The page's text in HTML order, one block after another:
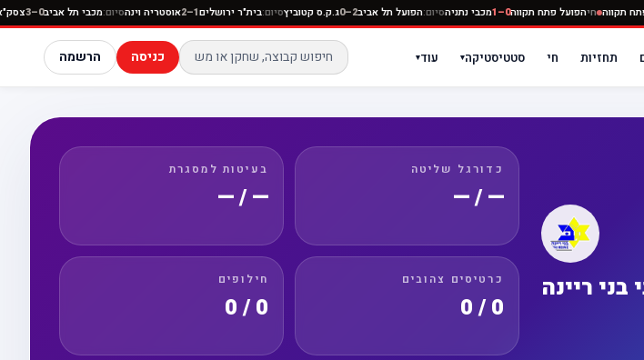
מכבי פתח תקווה חיהפועל פתח תקווה0–1 מכבי נתניהסיום:הפועל תל אביב2–0 ג.ק.ס קטוביץסיום:בית"ר ירושלים1–2 אוסטריה וינהסיום:מכבי תל אביב0–3
תחזיות חי סטטיסטיקה▾ עוד▾ כניסה הרשמה
בני ריינה
כדורגל שליטה
— / —
בעיטות למסגרת
— / —
כרטיסים צהובים
0 / 0
חילופים
0 / 0